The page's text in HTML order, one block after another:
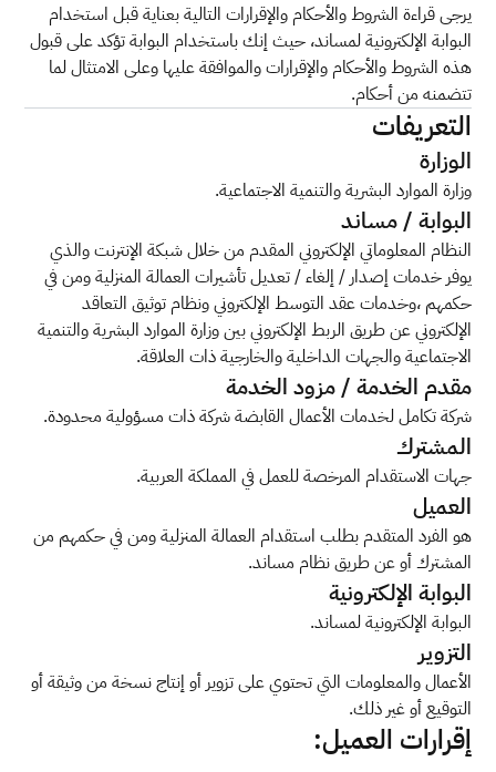
يرجى قراءة الشروط والأحكام والإقرارات التالية بعناية قبل استخدام
البوابة الإلكترونية لمساند، حيث إنك باستخدام البوابة تؤكد على قبول
هذه الشروط والأحكام والإقرارات والموافقة عليها وعلى الامتثال لما
تتضمنه من أحكام.
التعريفات
الوزارة
وزارة الموارد البشرية والتنمية الاجتماعية.
البوابة / مساند
النظام المعلوماتي الإلكتروني المقدم من خلال شبكة الإنترنت والذي
يوفر خدمات إصدار / إلغاء / تعديل تأشيرات العمالة المنزلية ومن في
حكمهم ،وخدمات عقد التوسط الإلكتروني ونظام توثيق التعاقد
الإلكتروني عن طريق الربط الإلكتروني بين وزارة الموارد البشرية والتنمية
الاجتماعية والجهات الداخلية والخارجية ذات العلاقة.
مقدم الخدمة / مزود الخدمة
شركة تكامل لخدمات الأعمال القابضة شركة ذات مسؤولية محدودة.
المشترك
جهات الاستقدام المرخصة للعمل في المملكة العربية.
العميل
هو الفرد المتقدم بطلب استقدام العمالة المنزلية ومن في حكمهم من
المشترك أو عن طريق نظام مساند.
البوابة الإلكترونية
البوابة الإلكترونية لمساند.
التزوير
الأعمال والمعلومات التي تحتوي على تزوير أو إنتاج نسخة من وثيقة أو
التوقيع أو غير ذلك.
إقرارات العميل: